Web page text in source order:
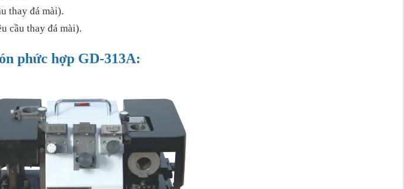
thay đá mài).
cầu thay đá mài).
phức hợp GD-313A: